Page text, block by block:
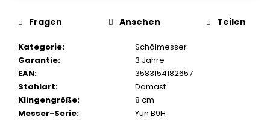
Kategorie:
Schälmesser
Garantie:
3 Jahre
EAN:
3583154182657
Stahlart:
Damast
Klingengröße:
8 cm
Messer-Serie: Yun B9H
Fragen Ansehen Teilen